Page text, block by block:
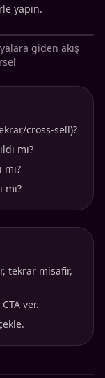
yapın.
giden akış
cross-sell)?
mı?
mı?
tekrar misafir,
ver.